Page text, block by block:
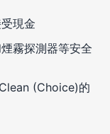
現金
霧探測器等安全
(Choice)的